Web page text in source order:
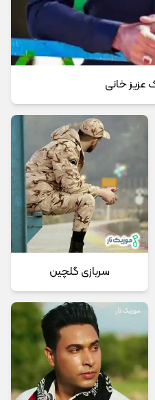
عزیز خانی
سربازی گلچین